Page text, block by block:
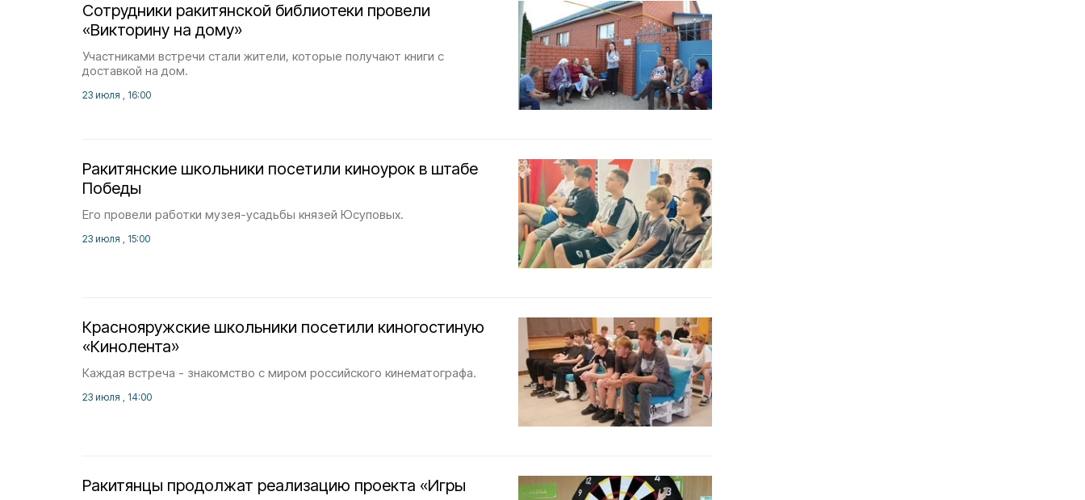
Сотрудники ракитянской библиотеки провели
«Викторину на дому»
Участниками встречи стали жители, которые получают книги с
доставкой на дом.
23 июля , 16:00
Ракитянские школьники посетили киноурок в штабе
Победы
Его провели работки музея-усадьбы князей Юсуповых.
23 июля , 15:00
Краснояружские школьники посетили киногостиную
«Кинолента»
Каждая встреча - знакомство с миром российского кинематографа.
23 июля , 14:00
Ракитянцы продолжат реализацию проекта «Игры